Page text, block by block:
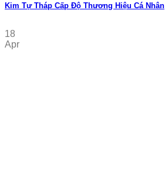
Kim Tự Tháp Cấp Độ Thương Hiệu Cá Nhân
18
Apr